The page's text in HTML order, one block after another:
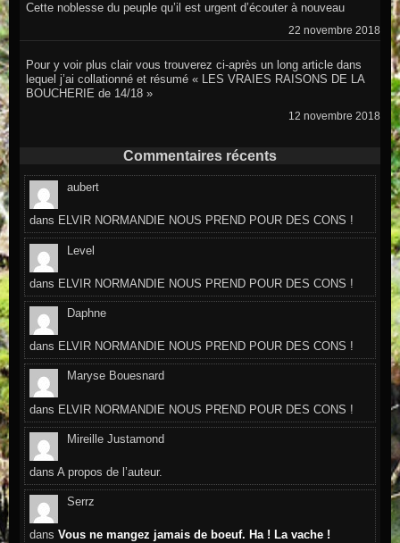
Cette noblesse du peuple qu’il est urgent d’écouter à nouveau
22 novembre 2018
Pour y voir plus clair vous trouverez ci-après un long article dans
lequel j’ai collationné et résumé « LES VRAIES RAISONS DE LA
BOUCHERIE de 14/18 »
12 novembre 2018
Commentaires récents
aubert
dans ELVIR NORMANDIE NOUS PREND POUR DES CONS !
Level
dans ELVIR NORMANDIE NOUS PREND POUR DES CONS !
Daphne
dans ELVIR NORMANDIE NOUS PREND POUR DES CONS !
Maryse Bouesnard
dans ELVIR NORMANDIE NOUS PREND POUR DES CONS !
Mireille Justamond
dansA propos de l’auteur.
Serrz
dansVous ne mangez jamais de boeuf. Ha ! La vache !